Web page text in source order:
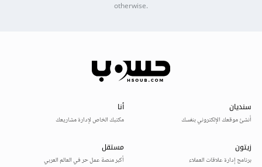
otherwise.